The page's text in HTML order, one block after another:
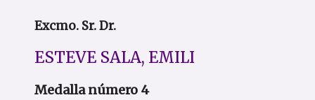
Excmo. Sr. Dr.
ESTEVE SALA, EMILI
Medalla número 4